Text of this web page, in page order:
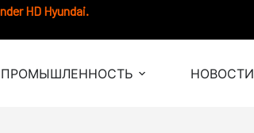
HD Hyundai.
ПРОМЫШЛЕННОСТЬ НОВОСТИ